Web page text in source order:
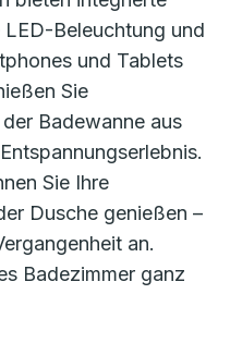
Beleuchtung und
und Tablets
Sie
Badewanne aus
Sie Ihre
Dusche genießen –
an.
Badezimmer ganz